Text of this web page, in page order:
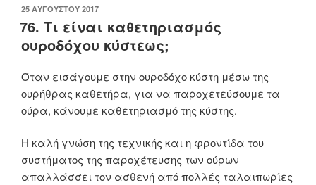
ΔΗΜΟΣΙΕΎΤΗΚΕ
ΣΤΙΣ
25 ΑΥΓΟΎΣΤΟΥ 2017
76. Τι είναι καθετηριασμός
ουροδόχου κύστεως;
Όταν εισάγουμε στην ουροδόχο κύστη μέσω της
ουρήθρας καθετήρα, για να παροχετεύσουμε τα
ούρα, κάνουμε καθετηριασμό της κύστης.
Η καλή γνώση της τεχνικής και η φροντίδα του
συστήματος της παροχέτευσης των ούρων
απαλλάσσει τον ασθενή από πολλές ταλαιπωρίες